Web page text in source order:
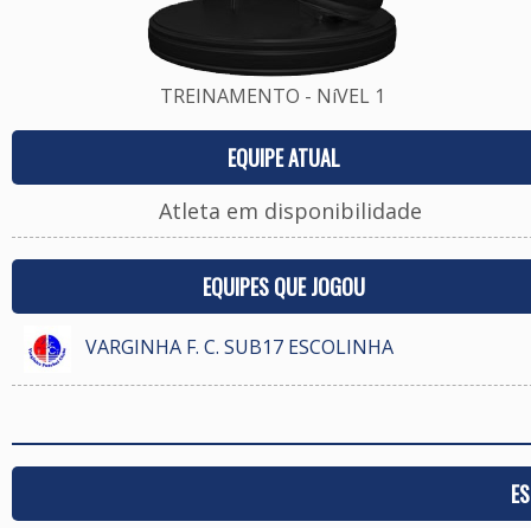
TREINAMENTO - NíVEL 1
EQUIPE ATUAL
Atleta em disponibilidade
EQUIPES QUE JOGOU
VARGINHA F. C. SUB17 ESCOLINHA